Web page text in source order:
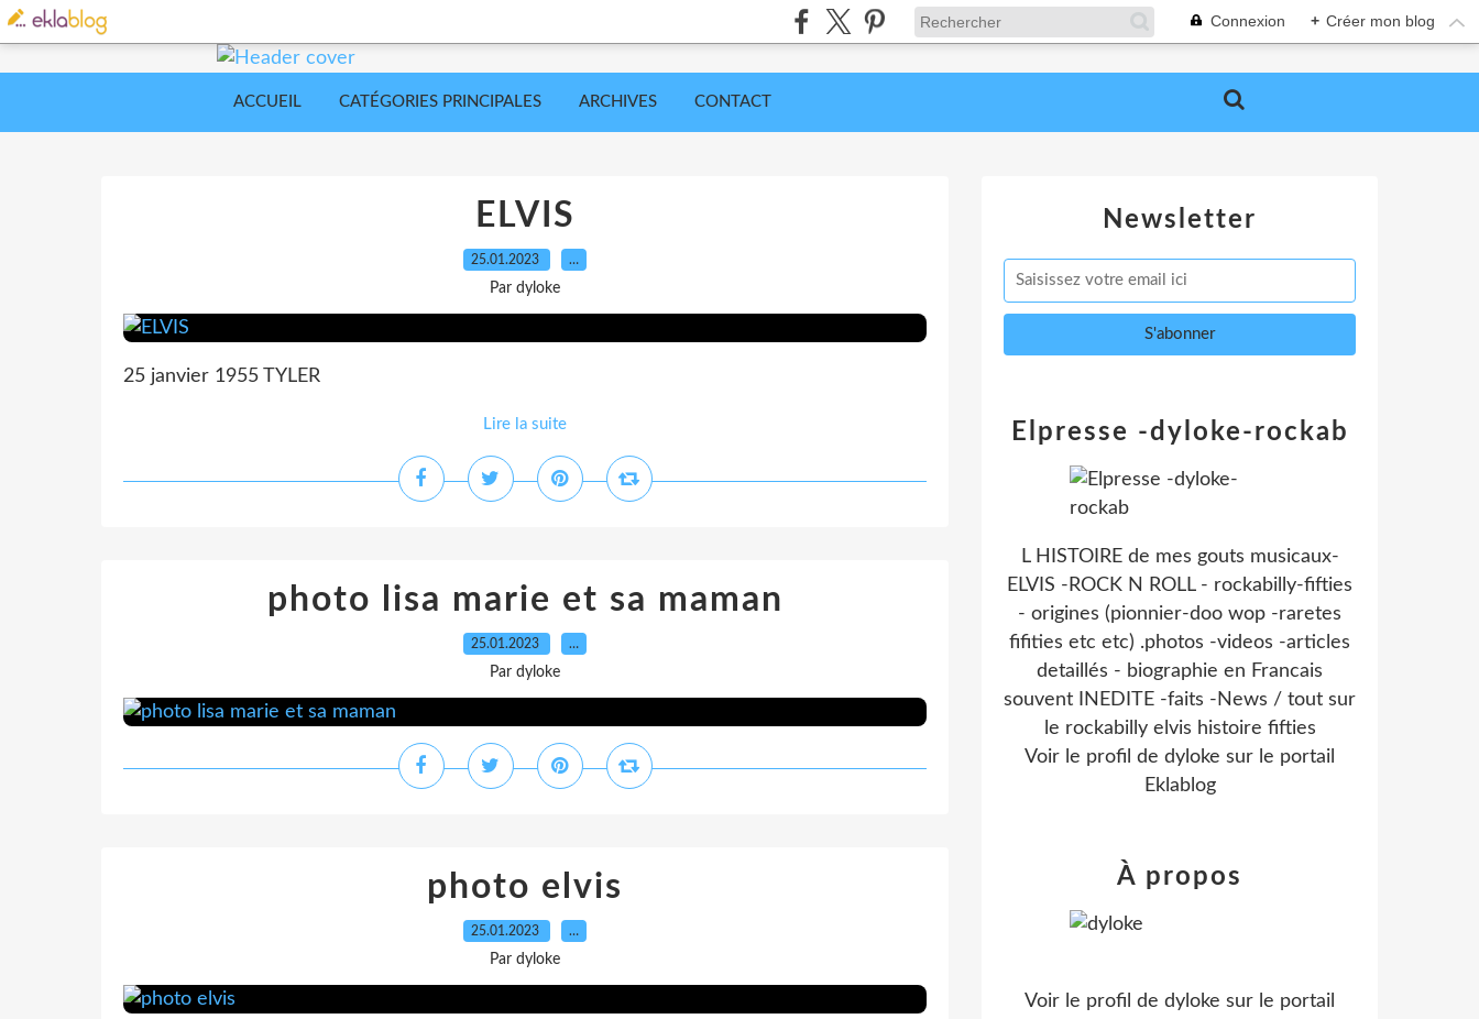
Connexion + Créer mon blog
ACCUEIL CATÉGORIES PRINCIPALES ARCHIVES CONTACT
ELVIS
25.01.2023 …
Par dyloke
25 janvier 1955 TYLER
Lire la suite
photo lisa marie et sa maman
25.01.2023 …
Par dyloke
photo elvis
25.01.2023 …
Par dyloke
Newsletter
Elpresse -dyloke-rockab
L HISTOIRE de mes gouts musicaux-
ELVIS -ROCK N ROLL - rockabilly-fifties
- origines (pionnier-doo wop -raretes
fifities etc etc) .photos -videos -articles
detaillés - biographie en Francais
souvent INEDITE -faits -News / tout sur
le rockabilly elvis histoire fifties
Voir le profil de dyloke sur le portail
Eklablog
À propos
Voir le profil de dyloke sur le portail